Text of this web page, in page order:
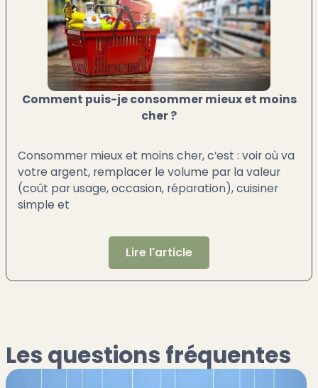
Comment puis-je consommer mieux et moins
cher ?
Consommer mieux et moins cher, c’est : voir où va
votre argent, remplacer le volume par la valeur
(coût par usage, occasion, réparation), cuisiner
simple et
Lire l'article
Les questions fréquentes